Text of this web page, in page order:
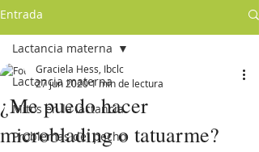
Entrada
Lactancia materna
Mitos en la lactancia
Problemas del pecho
Lactancia materna
¿Me puedo hacer
microblading o tatuarme?
Graciela Hess, Ibclc
27 jun 20201 min de lectura